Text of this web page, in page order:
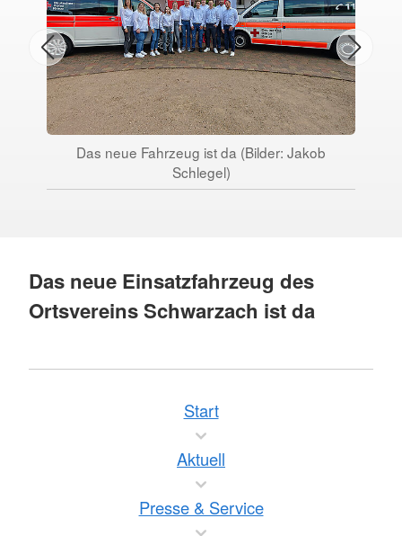
Das neue Fahrzeug ist da (Bilder: Jakob
Schlegel)
Das neue Einsatzfahrzeug des
Ortsvereins Schwarzach ist da
Start
Aktuell
Presse & Service